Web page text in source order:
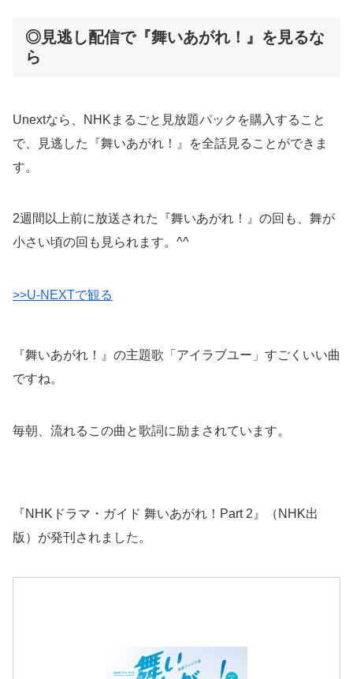
◎見逃し配信で『舞いあがれ！』を見るな
ら
Unextなら、NHKまるごと見放題パックを購入すること
で、見逃した『舞いあがれ！』を全話見ることができま
す。
2週間以上前に放送された『舞いあがれ！』の回も、舞が
小さい頃の回も見られます。^^
>>U-NEXTで観る
『舞いあがれ！』の主題歌「アイラブユー」すごくいい曲
ですね。
毎朝、流れるこの曲と歌詞に励まされています。
『NHKドラマ・ガイド 舞いあがれ！Part 2』（NHK出
版）が発刊されました。